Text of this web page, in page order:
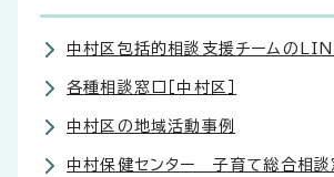
中村区包括的相談支援チームの
各種相談窓口［中村区］
中村区の地域活動事例
中村保健センター 子育て総合相談